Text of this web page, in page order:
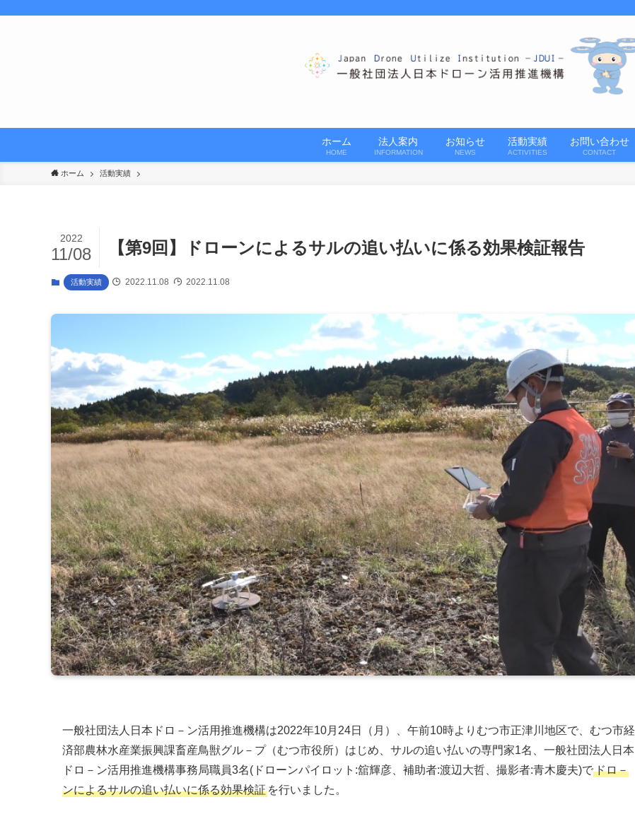
ホーム
HOME
法人案内
INFORMATION
お知らせ
NEWS
活動実績
ACTIVITIES
お問い合わせ
CONTACT
ホーム 活動実績
【第9回】ドローンによるサルの追い払いに係る効果検証報告
2022
11/08
活動実績 2022.11.08 2022.11.08
一般社団法人日本ドロ－ン活用推進機構は2022年10月24日（月）、午前10時よりむつ市正津川地区で、むつ市経
済部農林水産業振興課畜産鳥獣グル－プ（むつ市役所）はじめ、サルの追い払いの専門家1名、一般社団法人日本
ドロ－ン活用推進機構事務局職員3名(ドローンパイロット:舘輝彦、補助者:渡辺大哲、撮影者:青木慶夫)でドロ－
ンによるサルの追い払いに係る効果検証 を行いました。